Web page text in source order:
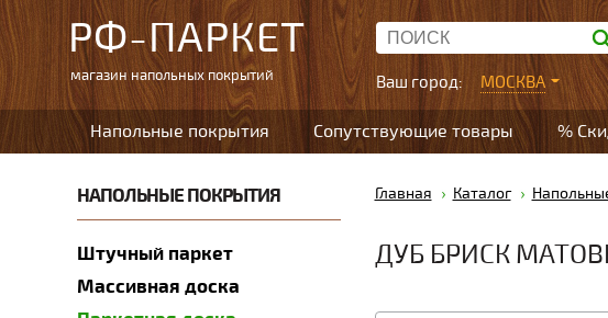
РФ-ПАРКЕТ
магазин напольных покрытий Ваш город: МОСКВА
Напольные покрытия Сопутствующие товары %
НАПОЛЬНЫЕ ПОКРЫТИЯ
Штучный паркет
Массивная доска
Главная Каталог
ДУБ БРИСК